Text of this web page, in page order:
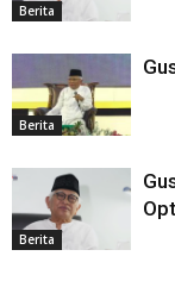
Berita
Berita
Berita